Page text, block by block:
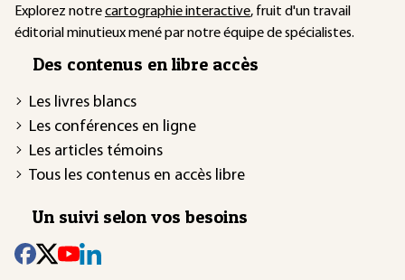
Explorez notrecartographie interactive, fruit d'un travail
éditorial minutieux mené par notre équipe de spécialistes.
Des contenus en libre accès
Les livres blancs
Les conférences en ligne
Les articles témoins
Tous les contenus en accès libre
Un suivi selon vos besoins